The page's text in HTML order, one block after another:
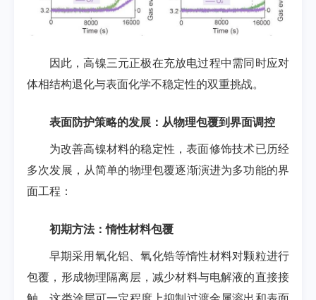
因此，高镍三元正极在充放电过程中需同时应对
体相结构退化与表面化学不稳定性的双重挑战。
表面防护策略的发展：从物理包覆到界面调控
为改善高镍材料的稳定性，表面修饰技术已历经
多次发展，从简单的物理包覆逐渐演进为多功能的界
面工程：
初期方法：惰性材料包覆
早期采用氧化铝、氧化锆等惰性材料对颗粒进行
包覆，形成物理隔离层，减少材料与电解液的直接接